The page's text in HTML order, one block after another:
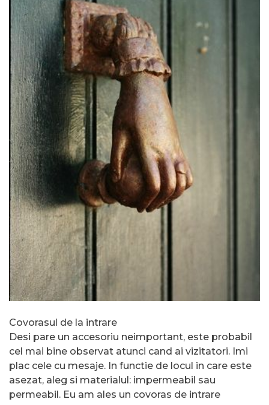
Covorasul de la intrare
Desi pare un accesoriu neimportant, este probabil
cel mai bine observat atunci cand ai vizitatori. Imi
plac cele cu mesaje. In functie de locul in care este
asezat, aleg si materialul: impermeabil sau
permeabil. Eu am ales un covoras de intrare